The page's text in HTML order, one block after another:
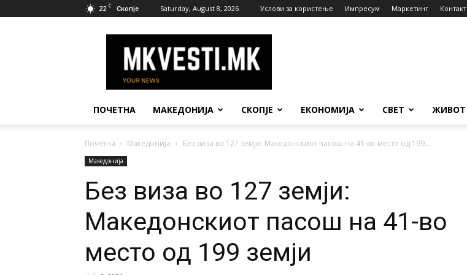
22 C Скопје Saturday, August 8, 2026 Услови за користење Импресум Маркетинг Контакт
Вести
ПОЧЕТНА МАКЕДОНИЈА СКОПЈЕ ЕКОНОМИЈА СВЕТ ЖИВОТ
Почетна Македонија Без виза во 127 земји: Македонскиот пасош на 41-во место од 199...
Македонија
Без виза во 127 земји:
Македонскиот пасош на 41-во
место од 199 земји